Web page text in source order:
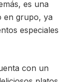
es una
en grupo, ya
especiales
con un